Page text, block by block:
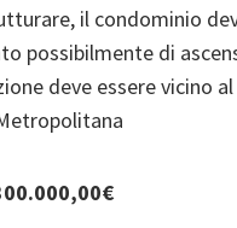
il condominio
possibilmente di
deve essere vicino